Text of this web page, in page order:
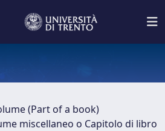
(Part of a book)
miscellaneo o Capitolo di libro